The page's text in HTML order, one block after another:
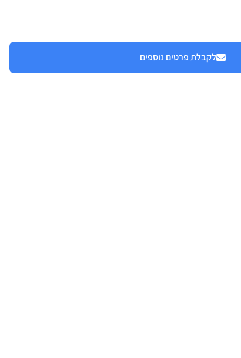
לקבלת פרטים נוספים